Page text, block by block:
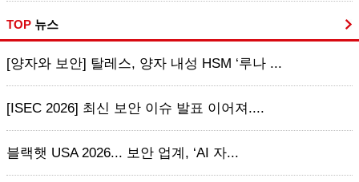
TOP 뉴스
[양자와 보안] 탈레스, 양자 내성 HSM ‘루나 ...
[ISEC 2026] 최신 보안 이슈 발표 이어져....
블랙햇 USA 2026... 보안 업계, ‘AI 자...